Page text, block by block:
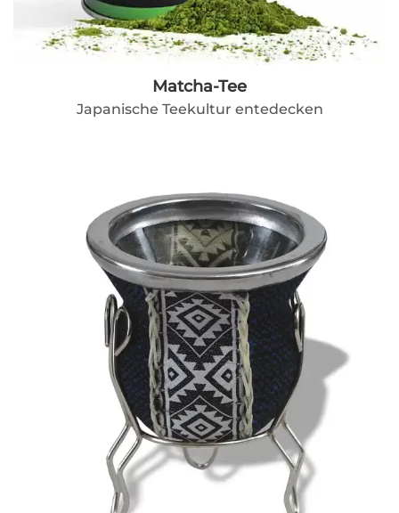
Matcha-Tee
Japanische Teekultur entedecken